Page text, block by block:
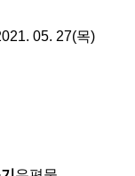
05. 27(목)